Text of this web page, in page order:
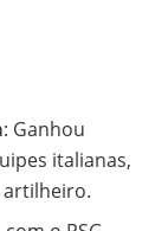
: Ganhou
italianas,